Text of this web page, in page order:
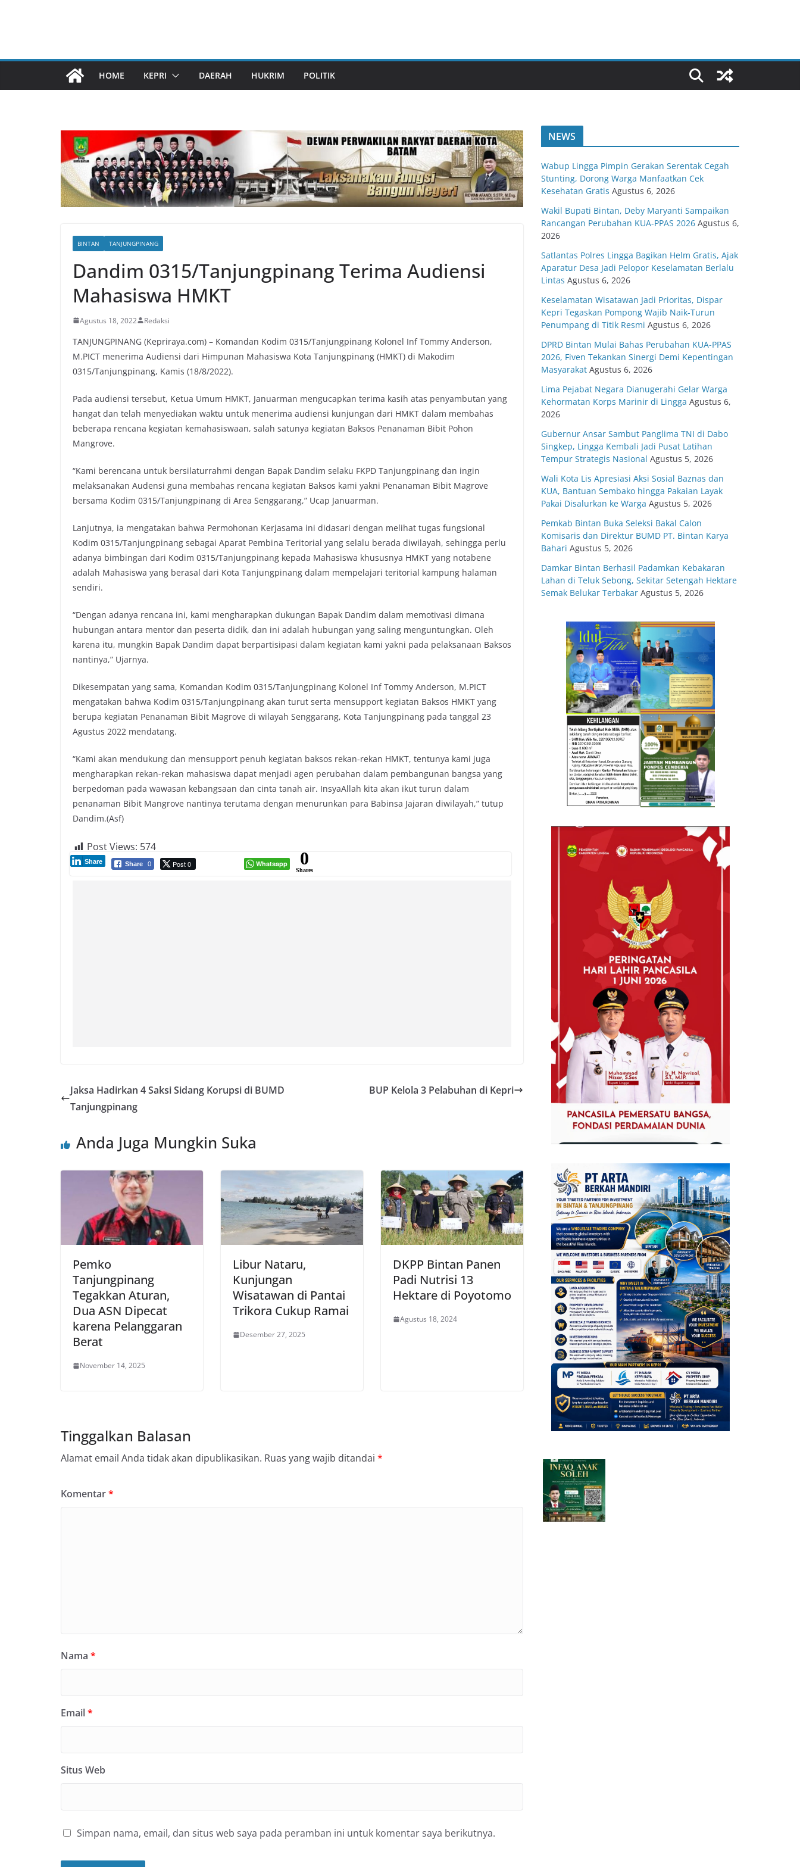
HOME KEPRI DAERAH HUKRIM POLITIK
BINTAN TANJUNGPINANG
Dandim 0315/Tanjungpinang Terima Audiensi
Mahasiswa HMKT
Agustus 18, 2022 Redaksi
TANJUNGPINANG (Kepriraya.com) – Komandan Kodim 0315/Tanjungpinang Kolonel Inf Tommy Anderson,
M.PICT menerima Audiensi dari Himpunan Mahasiswa Kota Tanjungpinang (HMKT) di Makodim
0315/Tanjungpinang, Kamis (18/8/2022).
Pada audiensi tersebut, Ketua Umum HMKT, Januarman mengucapkan terima kasih atas penyambutan yang
hangat dan telah menyediakan waktu untuk menerima audiensi kunjungan dari HMKT dalam membahas
beberapa rencana kegiatan kemahasiswaan, salah satunya kegiatan Baksos Penanaman Bibit Pohon
Mangrove.
“Kami berencana untuk bersilaturrahmi dengan Bapak Dandim selaku FKPD Tanjungpinang dan ingin
melaksanakan Audensi guna membahas rencana kegiatan Baksos kami yakni Penanaman Bibit Magrove
bersama Kodim 0315/Tanjungpinang di Area Senggarang,” Ucap Januarman.
Lanjutnya, ia mengatakan bahwa Permohonan Kerjasama ini didasari dengan melihat tugas fungsional
Kodim 0315/Tanjungpinang sebagai Aparat Pembina Teritorial yang selalu berada diwilayah, sehingga perlu
adanya bimbingan dari Kodim 0315/Tanjungpinang kepada Mahasiswa khususnya HMKT yang notabene
adalah Mahasiswa yang berasal dari Kota Tanjungpinang dalam mempelajari teritorial kampung halaman
sendiri.
“Dengan adanya rencana ini, kami mengharapkan dukungan Bapak Dandim dalam memotivasi dimana
hubungan antara mentor dan peserta didik, dan ini adalah hubungan yang saling menguntungkan. Oleh
karena itu, mungkin Bapak Dandim dapat berpartisipasi dalam kegiatan kami yakni pada pelaksanaan Baksos
nantinya,” Ujarnya.
Dikesempatan yang sama, Komandan Kodim 0315/Tanjungpinang Kolonel Inf Tommy Anderson, M.PICT
mengatakan bahwa Kodim 0315/Tanjungpinang akan turut serta mensupport kegiatan Baksos HMKT yang
berupa kegiatan Penanaman Bibit Magrove di wilayah Senggarang, Kota Tanjungpinang pada tanggal 23
Agustus 2022 mendatang.
“Kami akan mendukung dan mensupport penuh kegiatan baksos rekan-rekan HMKT, tentunya kami juga
mengharapkan rekan-rekan mahasiswa dapat menjadi agen perubahan dalam pembangunan bangsa yang
berpedoman pada wawasan kebangsaan dan cinta tanah air. InsyaAllah kita akan ikut turun dalam
penanaman Bibit Mangrove nantinya terutama dengan menurunkan para Babinsa Jajaran diwilayah,” tutup
Dandim.(Asf)
Post Views: 574
Share 0 Post 0
Share Whatsapp 0
Shares
Jaksa Hadirkan 4 Saksi Sidang Korupsi di BUMD
Tanjungpinang
BUP Kelola 3 Pelabuhan di Kepri
Anda Juga Mungkin Suka
Pemko
Tanjungpinang
Tegakkan Aturan,
Dua ASN Dipecat
karena Pelanggaran
Berat
November 14, 2025
Libur Nataru,
Kunjungan
Wisatawan di Pantai
Trikora Cukup Ramai
Desember 27, 2025
DKPP Bintan Panen
Padi Nutrisi 13
Hektare di Poyotomo
Agustus 18, 2024
Tinggalkan Balasan
Alamat email Anda tidak akan dipublikasikan. Ruas yang wajib ditandai *
Komentar*
Nama *
Email*
Situs Web
Simpan nama, email, dan situs web saya pada peramban ini untuk komentar saya berikutnya.
NEWS
Wabup Lingga Pimpin Gerakan Serentak Cegah
Stunting, Dorong Warga Manfaatkan Cek
Kesehatan Gratis Agustus 6, 2026
Wakil Bupati Bintan, Deby Maryanti Sampaikan
Rancangan Perubahan KUA-PPAS 2026 Agustus 6,
2026
Satlantas Polres Lingga Bagikan Helm Gratis, Ajak
Aparatur Desa Jadi Pelopor Keselamatan Berlalu
Lintas Agustus 6, 2026
Keselamatan Wisatawan Jadi Prioritas, Dispar
Kepri Tegaskan Pompong Wajib Naik-Turun
Penumpang di Titik Resmi Agustus 6, 2026
DPRD Bintan Mulai Bahas Perubahan KUA-PPAS
2026, Fiven Tekankan Sinergi Demi Kepentingan
Masyarakat Agustus 6, 2026
Lima Pejabat Negara Dianugerahi Gelar Warga
Kehormatan Korps Marinir di Lingga Agustus 6,
2026
Gubernur Ansar Sambut Panglima TNI di Dabo
Singkep, Lingga Kembali Jadi Pusat Latihan
Tempur Strategis Nasional Agustus 5, 2026
Wali Kota Lis Apresiasi Aksi Sosial Baznas dan
KUA, Bantuan Sembako hingga Pakaian Layak
Pakai Disalurkan ke Warga Agustus 5, 2026
Pemkab Bintan Buka Seleksi Bakal Calon
Komisaris dan Direktur BUMD PT. Bintan Karya
Bahari Agustus 5, 2026
Damkar Bintan Berhasil Padamkan Kebakaran
Lahan di Teluk Sebong, Sekitar Setengah Hektare
Semak Belukar Terbakar Agustus 5, 2026